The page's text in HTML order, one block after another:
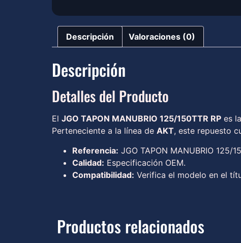
Descripción Valoraciones (0)
Descripción
Detalles del Producto
El JGO TAPON MANUBRIO 125/150TTR RP es
Perteneciente a la línea de AKT, este repuesto
Referencia: JGO TAPON MANUBRIO 125/
Calidad: Especificación OEM.
Compatibilidad: Verifica el modelo en el
Productos relacionados